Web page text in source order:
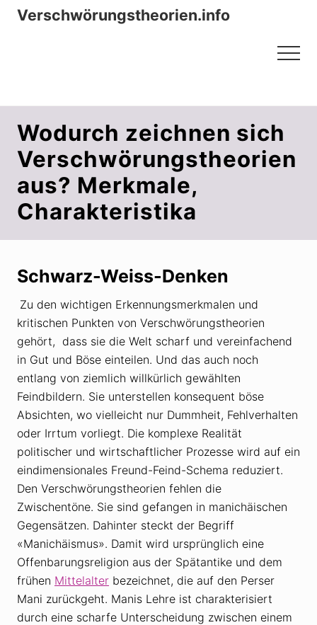
Menu
Zum
ZurVerschwörungstheorien.info
Menu
Wodurch zeichnen sich
Verschwörungstheorien
aus? Merkmale,
Charakteristika
Schwarz-Weiss-Denken
Zu den wichtigen Erkennungsmerkmalen und
kritischen Punkten von Verschwörungstheorien
gehört, dass sie die Welt scharf und vereinfachend
in Gut und Böse einteilen. Und das auch noch
entlang von ziemlich willkürlich gewählten
Feindbildern. Sie unterstellen konsequent böse
Absichten, wo vielleicht nur Dummheit, Fehlverhalten
oder Irrtum vorliegt. Die komplexe Realität
politischer und wirtschaftlicher Prozesse wird auf ein
eindimensionales Freund-Feind-Schema reduziert.
Den Verschwörungstheorien fehlen die
Zwischentöne. Sie sind gefangen in manichäischen
Gegensätzen. Dahinter steckt der Begriff
«Manichäismus». Damit wird ursprünglich eine
Offenbarungsreligion aus der Spätantike und dem
frühen Mittelalter bezeichnet, die auf den Perser
Mani zurückgeht. Manis Lehre ist charakterisiert
durch eine scharfe Unterscheidung zwischen einem